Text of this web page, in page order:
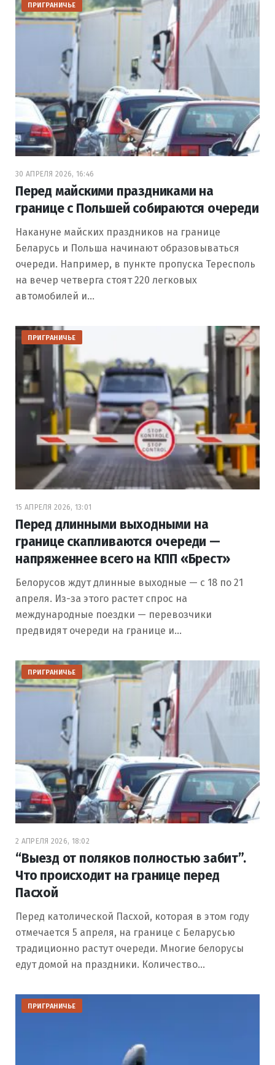
ПРИГРАНИЧЬЕ
30 АПРЕЛЯ 2026, 16:46
Перед майскими праздниками на
границе с Польшей собираются очереди
Накануне майских праздников на границе
Беларусь и Польша начинают образовываться
очереди. Например, в пункте пропуска Тересполь
на вечер четверга стоят 220 легковых
автомобилей и…
ПРИГРАНИЧЬЕ
15 АПРЕЛЯ 2026, 13:01
Перед длинными выходными на
границе скапливаются очереди —
напряженнее всего на КПП «Брест»
Белорусов ждут длинные выходные — с 18 по 21
апреля. Из-за этого растет спрос на
международные поездки — перевозчики
предвидят очереди на границе и…
ПРИГРАНИЧЬЕ
2 АПРЕЛЯ 2026, 18:02
“Выезд от поляков полностью забит”.
Что происходит на границе перед
Пасхой
Перед католической Пасхой, которая в этом году
отмечается 5 апреля, на границе с Беларусью
традиционно растут очереди. Многие белорусы
едут домой на праздники. Количество…
ПРИГРАНИЧЬЕ